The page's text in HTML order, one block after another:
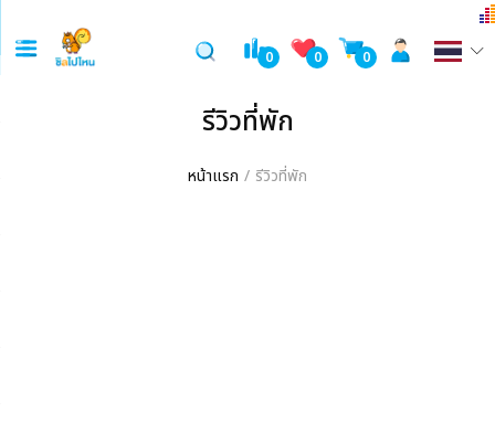
0 0 0
รีวิวที่พัก
หน้าแรก รีวิวที่พัก